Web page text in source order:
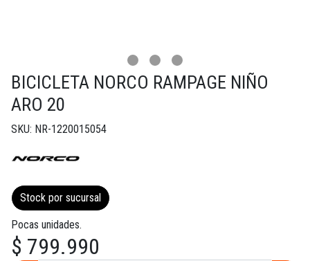
BICICLETA NORCO RAMPAGE NIÑO
ARO 20
SKU: NR-1220015054
Stock por sucursal
Pocas unidades.
$ 799.990